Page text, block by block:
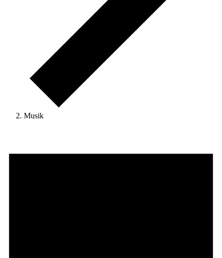
Musik